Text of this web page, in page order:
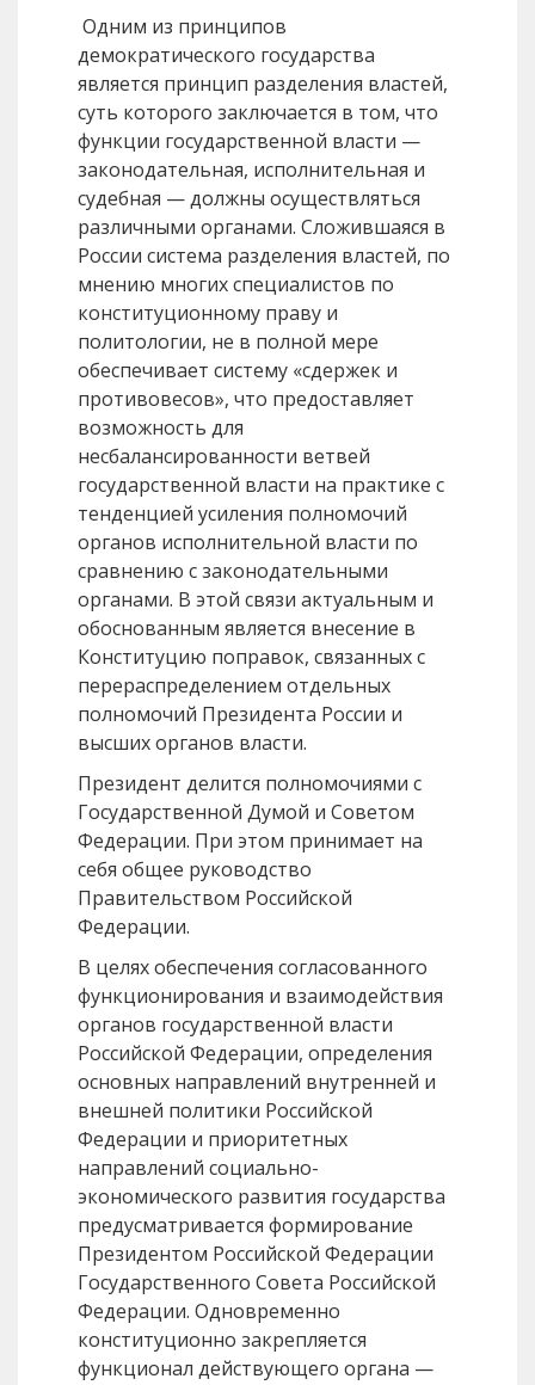
Одним из принципов
демократического государства
является принцип разделения властей,
суть которого заключается в том, что
функции государственной власти —
законодательная, исполнительная и
судебная — должны осуществляться
различными органами. Сложившаяся в
России система разделения властей, по
мнению многих специалистов по
конституционному праву и
политологии, не в полной мере
обеспечивает систему «сдержек и
противовесов», что предоставляет
возможность для
несбалансированности ветвей
государственной власти на практике с
тенденцией усиления полномочий
органов исполнительной власти по
сравнению с законодательными
органами. В этой связи актуальным и
обоснованным является внесение в
Конституцию поправок, связанных с
перераспределением отдельных
полномочий Президента России и
высших органов власти.
Президент делится полномочиями с
Государственной Думой и Советом
Федерации. При этом принимает на
себя общее руководство
Правительством Российской
Федерации.
В целях обеспечения согласованного
функционирования и взаимодействия
органов государственной власти
Российской Федерации, определения
основных направлений внутренней и
внешней политики Российской
Федерации и приоритетных
направлений социально-
экономического развития государства
предусматривается формирование
Президентом Российской Федерации
Государственного Совета Российской
Федерации. Одновременно
конституционно закрепляется
функционал действующего органа —